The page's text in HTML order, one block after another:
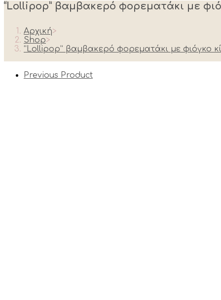
“Lollipop” βαμβακερό φορεματάκι με
Αρχική>
Shop>
“Lollipop” βαμβακερό φορεματάκι με φιόγκο
Previous Product